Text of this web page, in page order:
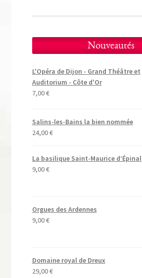
Nouveautés
L'Opéra de Dijon - Grand Théâtre et
Auditorium - Côte d'Or
7,00€
Salins-les-Bains la bien nommée
24,00€
La basilique Saint-Maurice d’Épinal
9,00€
Orgues des Ardennes
9,00€
Domaine royal de Dreux
29,00€